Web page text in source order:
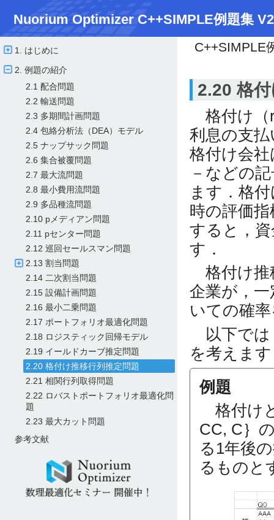
Nuorium Optimizer C++SIMPLE例題集
1. はじめに
2. 例題の紹介
2.1 配合問題
2.2 輸送問題
2.3 多期間計画問題
2.4 包絡分析法（DEA）モデル
2.5 ナップサック問題
2.6 集合被覆問題
2.7 最大流問題
2.8 最小費用流問題
2.9 多品種流問題
2.10 pメディアン問題
2.11 pセンター問題
2.12 巡回セールスマン問題
2.13 割当問題
2.14 二次割当問題
2.15 設備計画問題
2.16 最小二乗問題
2.17 ポートフォリオ最適化問題
2.18 ロジスティック回帰モデル
2.19 イールドカーブ推定問題
2.20 格付け推移行列推定問題
2.21 相関行列取得問題
2.22 ロバストポートフォリオ最適化問
題
2.23 最大カット問題
参考文献
C++SIMPLE
2.20 格
格付け（
利息の支
格付け会
－などの
ます．格
時の評価
すると，
す．
格付け推
企業が，
いての確
以下では
を考えま
例題
格付け
CC, C｝
る1年後
るものと